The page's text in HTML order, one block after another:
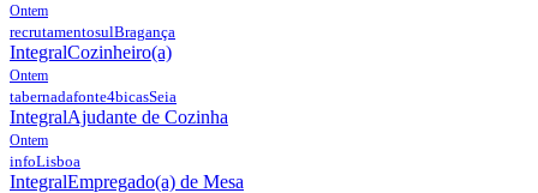
Ontem
recrutamentosulBragança
IntegralCozinheiro(a)
Ontem
tabernadafonte4bicasSeia
IntegralAjudante de Cozinha
Ontem
infoLisboa
IntegralEmpregado(a) de Mesa